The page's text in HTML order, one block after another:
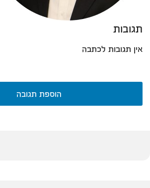
תגובות
אין תגובות לכתבה
הוספת תגובה